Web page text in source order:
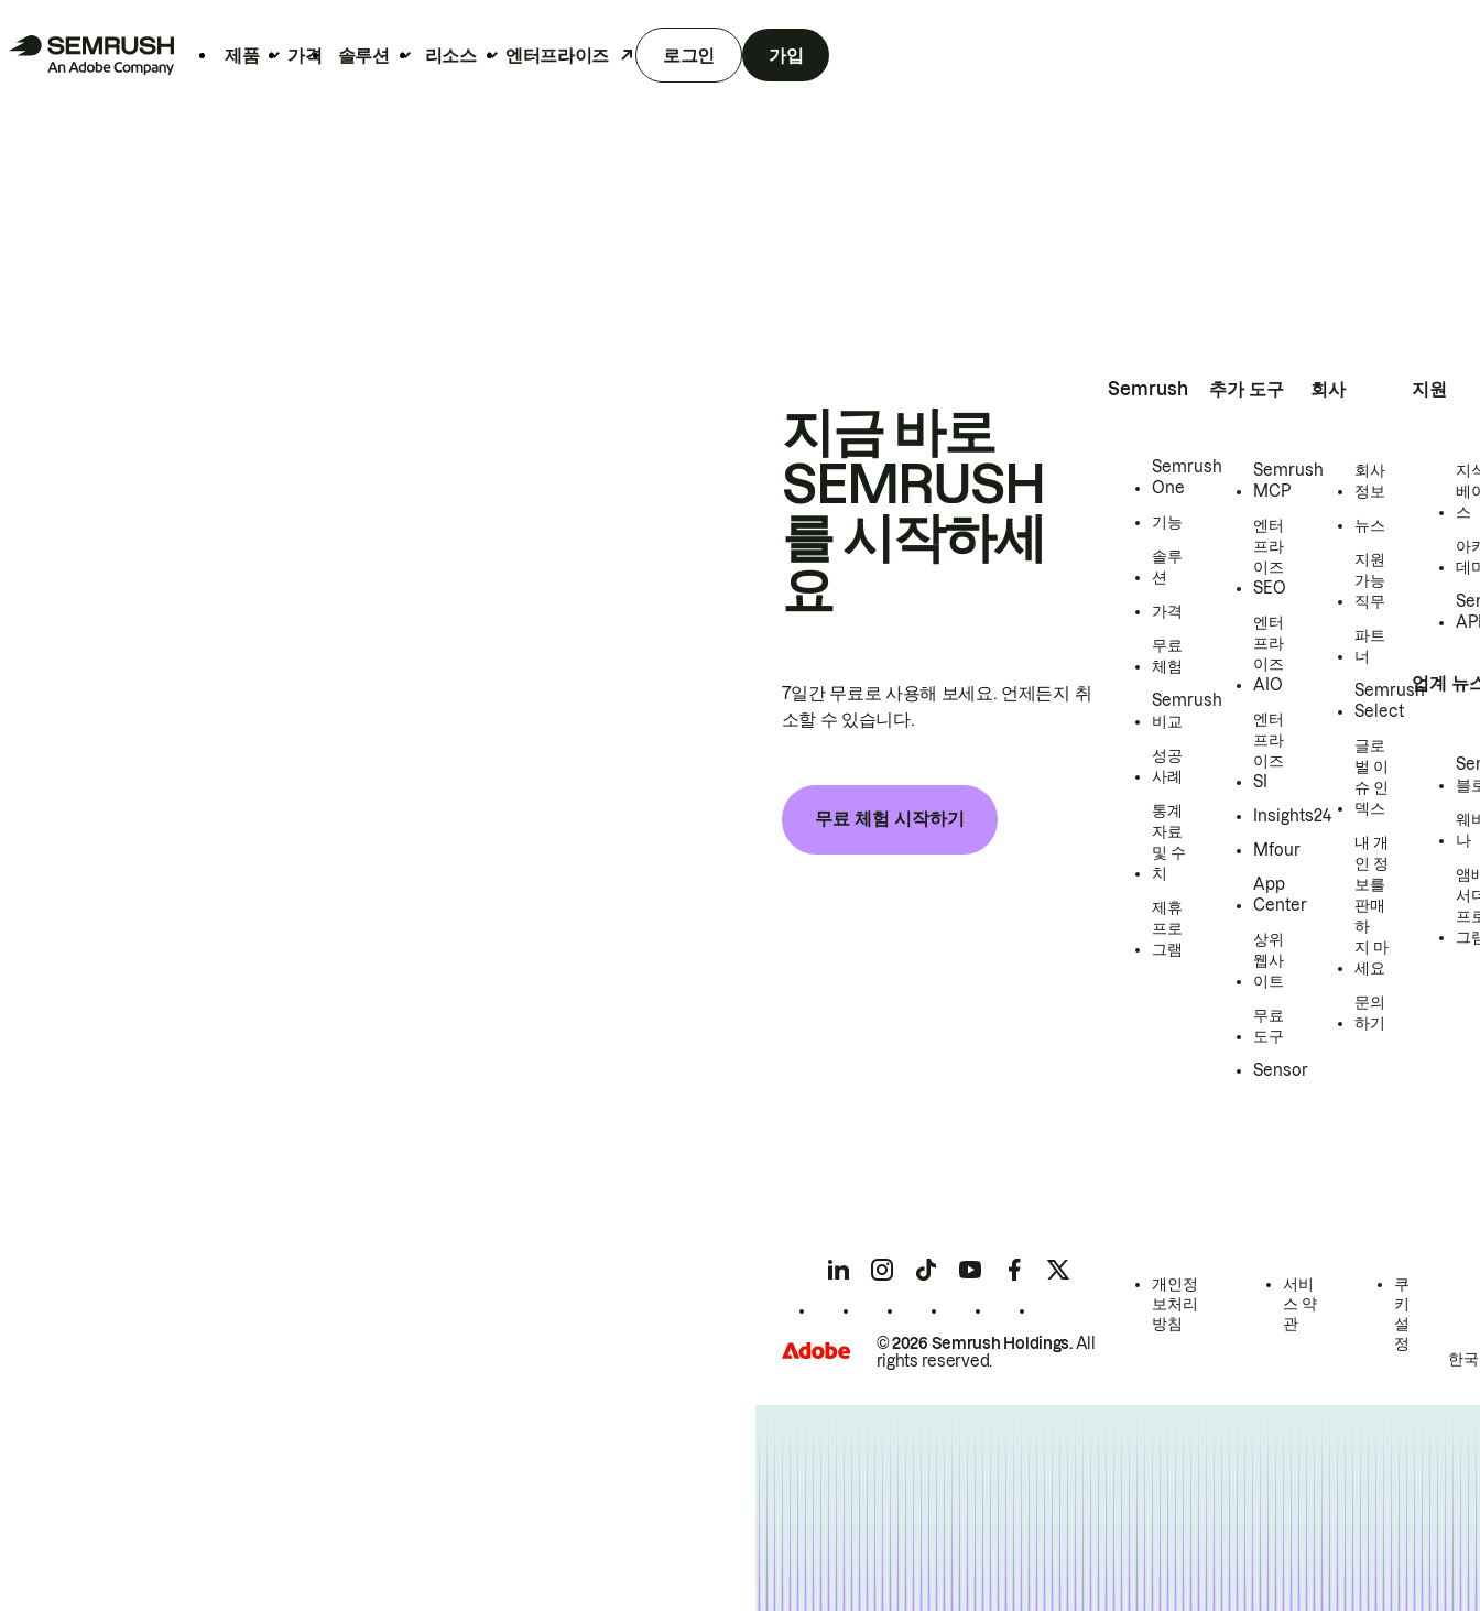
제품 가격 솔루션 리소스 엔터프라이즈 로그인 가입
지금 바로
SEMRUSH
를 시작하세
요
7일간 무료로 사용해 보세요. 언제든지 취
소할 수 있습니다.
무료 체험 시작하기
Semrush
Semrush
One
기능
솔루
션
가격
무료
체험
Semrush
비교
성공
사례
통계
자료
및 수
치
제휴
프로
그램
추가 도구
Semrush
MCP
엔터
프라
이즈
SEO
엔터
프라
이즈
AIO
엔터
프라
이즈
SI
Insights24
Mfour
App
Center
상위
웹사
이트
무료
도구
Sensor
회사
회사
정보
뉴스
지원
가능
직무
파트
너
Semrush
Select
글로
벌 이
슈 인
덱스
내 개
인 정
보를
판매
하
지 마
세요
문의
하기
지원
지
베
스
아
데
업계 뉴
블
웨
나
앰
서
프
그
© 2026 Semrush Holdings.All
rights reserved.
개인정
보처리
방침
서비
스 약
관
쿠
키
설
정
한